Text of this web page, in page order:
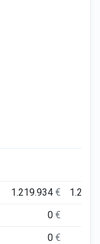
1.219.934€
0€
0€